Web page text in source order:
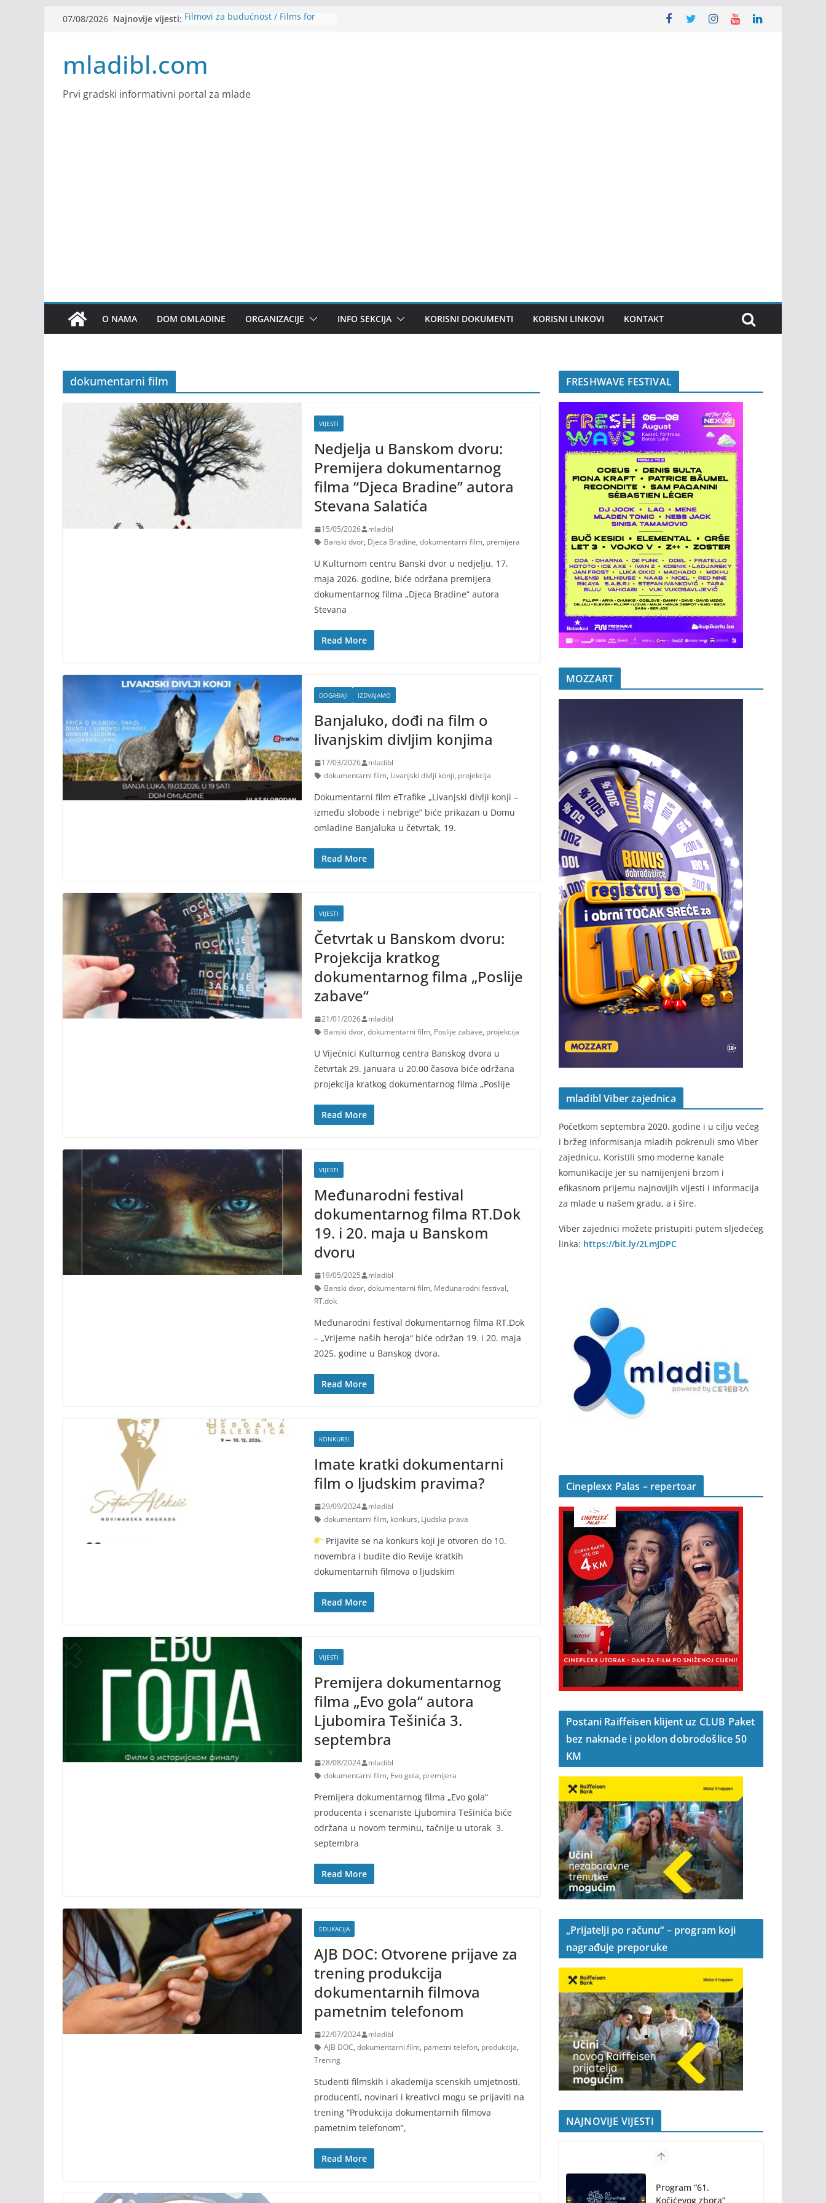
07/08/2026 Najnovije vijesti: Filmovi za budućnost / Films for
Dijaspora Servis zapošljava
Stomatologija Kovačević zapošljava
mladibl.com
Prvi gradski informativni portal za mlade
O NAMA DOM OMLADINE ORGANIZACIJE INFO SEKCIJA KORISNI DOKUMENTI KORISNI LINKOVI KONTAKT
dokumentarni film
VIJESTI
Nedjelja u Banskom dvoru:
Premijera dokumentarnog
filma “Djeca Bradine” autora
Stevana Salatića
15/05/2026
mladibl
Banski dvor, Djeca Bradine, dokumentarni film, premijera
U Kulturnom centru Banski dvor u nedjelju, 17.
maja 2026. godine, biće održana premijera
dokumentarnog filma „Djeca Bradine“ autora
Stevana
Read More
DOGAĐAJI IZDVAJAMO
Banjaluko, dođi na film o
livanjskim divljim konjima
17/03/2026
mladibl
dokumentarni film, Livanjski divlji konji, projekcija
Dokumentarni film eTrafike „Livanjski divlji konji –
između slobode i nebrige” biće prikazan u Domu
omladine Banjaluka u četvrtak, 19.
Read More
VIJESTI
Četvrtak u Banskom dvoru:
Projekcija kratkog
dokumentarnog filma „Poslije
zabave“
21/01/2026
mladibl
Banski dvor, dokumentarni film, Poslije zabave, projekcija
U Vijećnici Kulturnog centra Banskog dvora u
četvrtak 29. januara u 20.00 časova biće održana
projekcija kratkog dokumentarnog filma „Poslije
Read More
VIJESTI
Međunarodni festival
dokumentarnog filma RT.Dok
19. i 20. maja u Banskom
dvoru
19/05/2025
mladibl
Banski dvor, dokumentarni film, Međunarodni festival,
RT.dok
Međunarodni festival dokumentarnog filma RT.Dok
– „Vrijeme naših heroja“ biće održan 19. i 20. maja
2025. godine u Banskog dvora.
Read More
KONKURSI
Imate kratki dokumentarni
film o ljudskim pravima?
29/09/2024
mladibl
dokumentarni film, konkurs, Ljudska prava
Prijavite se na konkurs koji je otvoren do 10.
novembra i budite dio Revije kratkih
dokumentarnih filmova o ljudskim
Read More
VIJESTI
Premijera dokumentarnog
filma „Evo gola“ autora
Ljubomira Tešinića 3.
septembra
28/08/2024
mladibl
dokumentarni film, Evo gola, premijera
Premijera dokumentarnog filma „Evo gola“
producenta i scenariste Ljubomira Tešinića biće
održana u novom terminu, tačnije u utorak 3.
septembra
Read More
EDUKACIJA
AJB DOC: Otvorene prijave za
trening produkcija
dokumentarnih filmova
pametnim telefonom
22/07/2024
mladibl
AJB DOC, dokumentarni film, pametni telefon, produkcija,
Trening
Studenti filmskih i akademija scenskih umjetnosti,
producenti, novinari i kreativci mogu se prijaviti na
trening “Produkcija dokumentarnih filmova
pametnim telefonom”,
Read More
FRESHWAVE FESTIVAL
MOZZART
mladibl Viber zajednica
Početkom septembra 2020. godine i u cilju većeg
i bržeg informisanja mladih pokrenuli smo Viber
zajednicu. Koristili smo moderne kanale
komunikacije jer su namijenjeni brzom i
efikasnom prijemu najnovijih vijesti i informacija
za mlade u našem gradu, a i šire.
Viber zajednici možete pristupiti putem sljedećeg
linka: https://bit.ly/2LmJDPC
Cineplexx Palas – repertoar
Postani Raiffeisen klijent uz CLUB Paket
bez naknade i poklon dobrodošlice 50
KM
„Prijatelji po računu“ – program koji
nagrađuje preporuke
NAJNOVIJE VIJESTI
Program “61.
Kočićevog zbora”